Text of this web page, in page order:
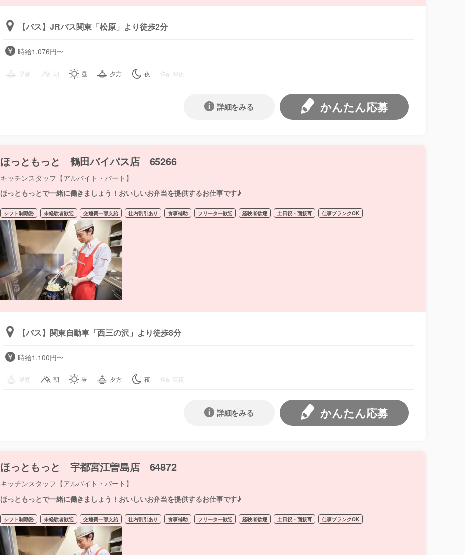
【バス】JRバス関東「松原」より徒歩2分
時給1,076円〜
早朝 朝 昼 夕方 夜 深夜
かんたん応募
詳細をみる
ほっともっと 鶴田バイパス店 65266
キッチンスタッフ【アルバイト・パート】
ほっともっとで一緒に働きましょう！おいしいお弁当を提供するお仕事です♪
シフト制勤務 未経験者歓迎 交通費一部支給 社内割引あり 食事補助 フリーター歓迎 経験者歓迎 土日祝・面接可 仕事ブランクOK
【バス】関東自動車「西三の沢」より徒歩8分
時給1,100円〜
早朝 朝 昼 夕方 夜 深夜
かんたん応募
詳細をみる
ほっともっと 宇都宮江曽島店 64872
キッチンスタッフ【アルバイト・パート】
ほっともっとで一緒に働きましょう！おいしいお弁当を提供するお仕事です♪
シフト制勤務 未経験者歓迎 交通費一部支給 社内割引あり 食事補助 フリーター歓迎 経験者歓迎 土日祝・面接可 仕事ブランクOK